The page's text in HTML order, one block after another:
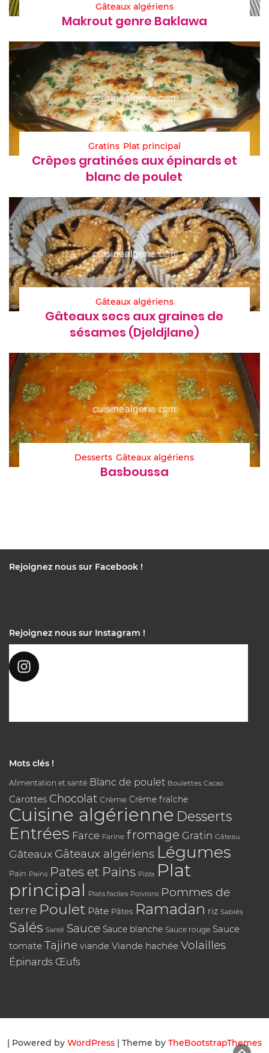
Gâteaux algériens
Makrout genre Baklawa
Gratins Plat principal
Crêpes gratinées aux épinards et
blanc de poulet
Gâteaux algériens
Gâteaux secs aux graines de
sésames (Djeldjlane)
Desserts Gâteaux algériens
Basboussa
Rejoignez nous sur Facebook !
Rejoignez nous sur Instagram !
Mots clés !
Alimentation et santé Blanc de poulet Boulettes Cacao
Carottes Chocolat Crème Crème fraîche
Cuisine algérienne Desserts
Entrées Farce Farine fromage Gratin Gâteau
Gâteaux Gâteaux algériens Légumes
Pain Pains Pates et Pains Pizza Plat
principal Plats faciles Poivrons Pommes de
terre Poulet Pâte Pâtes Ramadan riz Sablés
Salés Santé Sauce Sauce blanche Sauce rouge Sauce
tomate Tajine viande Viande hachée Volailles
Épinards Œufs
| Powered by WordPress | Theme by TheBootstrapThemes